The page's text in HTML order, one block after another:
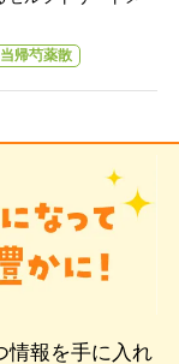
当帰芍薬散
情報を手に入れ